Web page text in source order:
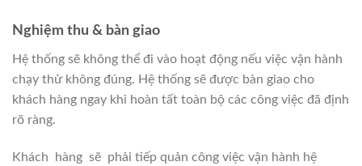
Nghiệm thu & bàn giao
Hệ thống sẽ không thể đi vào hoạt động nếu việc vận hành
chạy thử không đúng. Hệ thống sẽ được bàn giao cho
khách hàng ngay khi hoàn tất toàn bộ các công việc đã định
rõ ràng.
Khách hàng sẽ phải tiếp quản công việc vận hành hệ